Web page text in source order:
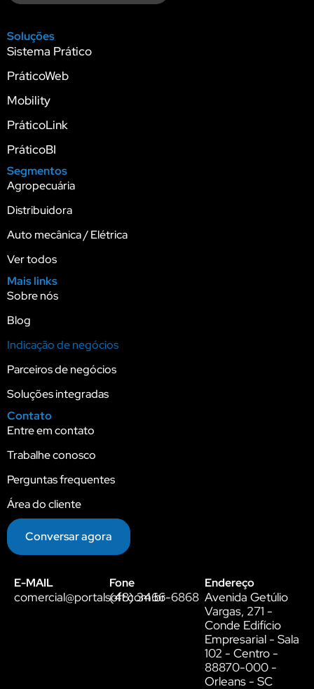
Soluções
Sistema Prático
PráticoWeb
Mobility
PráticoLink
PráticoBI
Segmentos
Agropecuária
Distribuidora
Auto mecânica / Elétrica
Ver todos
Mais links
Sobre nós
Blog
Indicação de negócios
Parceiros de negócios
Soluções integradas
Contato
Entre em contato
Trabalhe conosco
Perguntas frequentes
Área do cliente
Conversar agora
E-MAIL
comercial@portalsoft.com.br
Fone
(48) 3466-6868
Endereço
Avenida Getúlio
Vargas, 271 -
Conde Edifício
Empresarial - Sala
102 - Centro -
88870-000 -
Orleans - SC